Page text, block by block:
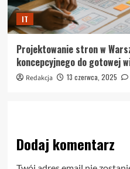
IT
Projektowanie stron w
koncepcyjnego do gotowej
Redakcja 13 czerwca, 2025
Dodaj komentarz